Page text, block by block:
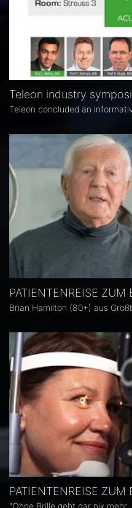
Teleon industry